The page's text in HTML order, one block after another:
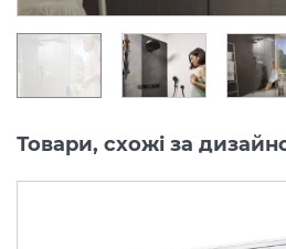
Товари, схожі за